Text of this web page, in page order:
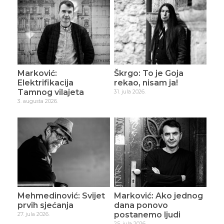
Marković:
Elektrifikacija
Tamnog vilajeta
3. augusta 2026.
Škrgo: To je Goja
rekao, nisam ja!
31. jula 2026.
Mehmedinović: Svijet
prvih sjećanja
27. jula 2026.
Marković: Ako jednog
dana ponovo
postanemo ljudi